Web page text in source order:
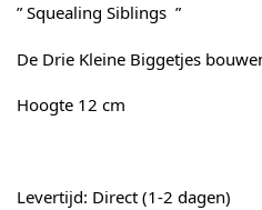
” Squealing Siblings ”
De Drie Kleine Biggetjes
Hoogte 12 cm
Levertijd: Direct (1-2 dagen)